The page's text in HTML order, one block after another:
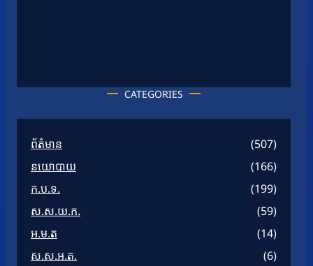
CATEGORIES
ព័ត៌មាន
(507)
នយោបាយ
(166)
ក.ប.ទ.
(199)
ស.ស.យ.ក.
(59)
អ.ម.ត
(14)
ស.ស.អ.ត.
(6)